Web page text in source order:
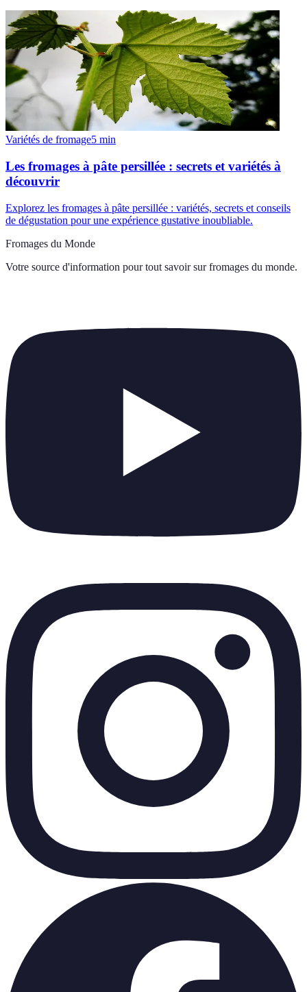
Variétés de fromage5 min
Les fromages à pâte persillée : secrets et variétés à
découvrir
Explorez les fromages à pâte persillée : variétés, secrets et conseils
de dégustation pour une expérience gustative inoubliable.
Fromages du Monde
Votre source d'information pour tout savoir sur fromages du monde.